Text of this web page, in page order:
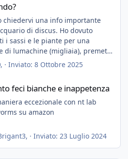
chiedervi una info importante
di discus. Ho dovuto
i sassi e le piante per una
di lumachine (migliaia), premetto
8 coridoras, e una ventina di
tre pulitori in una vasca con 200
migliaia di lumachine e non
tutto il fondo che ho, scuro
senza rimuovere il fondo.
togliere tutto (il fondo dopo
, · Inviato: 8 Ottobre 2025
feci bianche e inappetenza
eccezionale con nt lab
su amazon
, · Inviato: 23 Luglio 2024